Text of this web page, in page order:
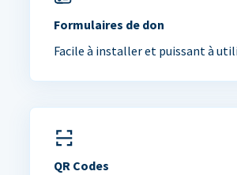
Formulaires de don
Facile à installer et puissant à
QR Codes